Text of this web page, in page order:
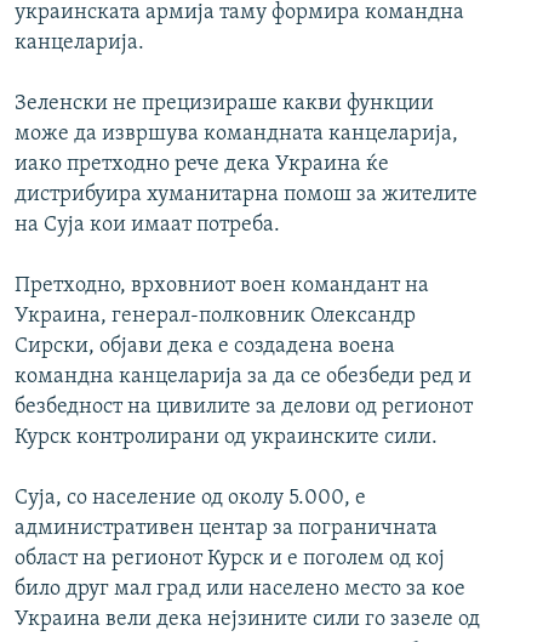
украинската армија таму формира командна
канцеларија.
Зеленски не прецизираше какви функции
може да извршува командната канцеларија,
иако претходно рече дека Украина ќе
дистрибуира хуманитарна помош за жителите
на Суја кои имаат потреба.
Претходно, врховниот воен командант на
Украина, генерал-полковник Олександр
Сирски, објави дека е создадена воена
командна канцеларија за да се обезбеди ред и
безбедност на цивилите за делови од регионот
Курск контролирани од украинските сили.
Суја, со население од околу 5.000, е
административен центар за пограничната
област на регионот Курск и е поголем од кој
било друг мал град или населено место за кое
Украина вели дека нејзините сили го зазеле од